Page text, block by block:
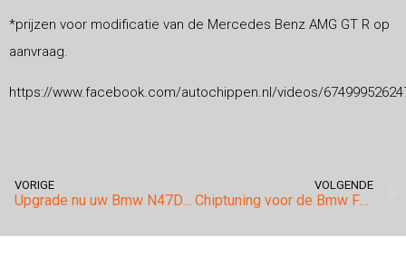
*prijzen voor modificatie van de Mercedes Benz AMG GT R op
aanvraag.
https://www.facebook.com/autochippen.nl/videos/
VORIGE
Upgrade nu uw Bmw N47D20 motor!
VOLGENDE
Chiptuning voor de Bmw F10 520i in Tilburg.